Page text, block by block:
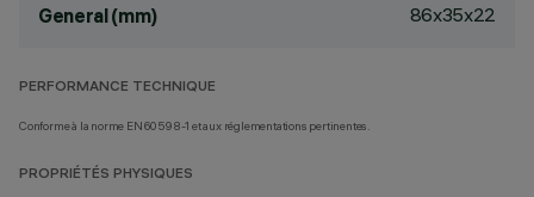
General (mm) 86x35x22
PERFORMANCE TECHNIQUE
Conforme à la norme EN60598-1 et aux réglementations pertinentes.
PROPRIÉTÉS PHYSIQUES